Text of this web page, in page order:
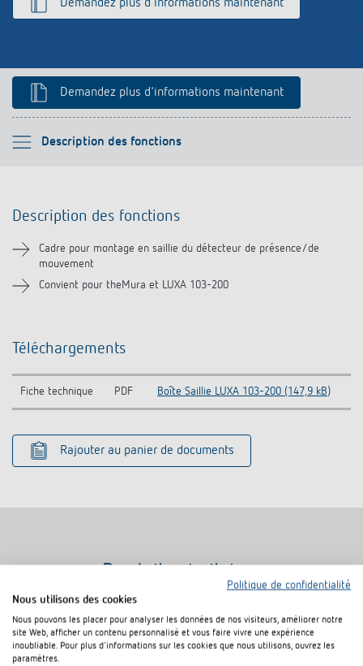
Références
Télérupteur impulsionnel OKTO de Theben
Demandez plus d'informations maintenant
Demandez plus d'informations maintenant
Description des fonctions
Veuillez sélectionner
Téléchargements
Produits similaires
Description des fonctions
Cadre pour montage en saillie du détecteur de présence/de
mouvement
Convient pour theMura et LUXA 103-200
Téléchargements
Fiche technique PDF Boîte Saillie LUXA 103-200 (147,9 kB)
Rajouter au panier de documents
Produits similaires
Politique de confidentialité
Nous utilisons des cookies
Nous pouvons les placer pour analyser les données de nos visiteurs, améliorer notre
site Web, afficher un contenu personnalisé et vous faire vivre une expérience
inoubliable. Pour plus d'informations sur les cookies que nous utilisons, ouvrez les
paramètres.